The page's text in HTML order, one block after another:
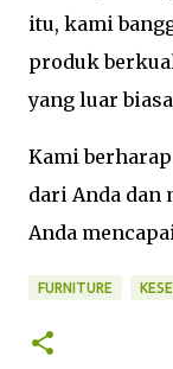
itu, kami
produk
yang luar
Kami
dari Anda dan
Anda
FURNITURE